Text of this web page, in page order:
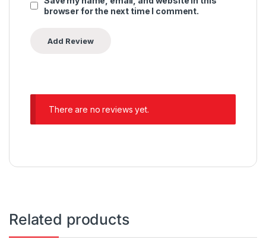
browser for the next time I comment.
There are no reviews yet.
Related products